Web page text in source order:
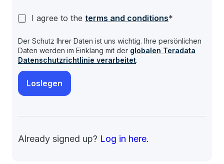
I agree to the terms and conditions*
Der Schutz Ihrer Daten ist uns wichtig. Ihre persönlichen
Daten werden im Einklang mit der globalen Teradata
Datenschutzrichtlinie verarbeitet.
Already signed up? Log in here.